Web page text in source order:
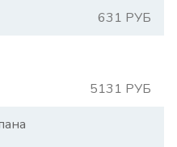
631 РУБ
5131 РУБ